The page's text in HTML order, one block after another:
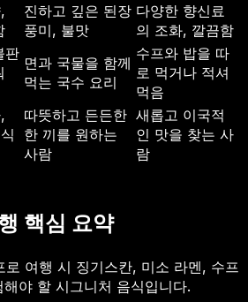
진하고 깊은 된장
풍미, 불맛
다양한 향신료
의 조화, 깔끔함
판
면과 국물을 함께
먹는 국수 요리
수프와 밥을 따
로 먹거나 적셔
먹음
따뜻하고 든든한
한 끼를 원하는
사람
새롭고 이국적
인 맛을 찾는 사
람
핵심 요약
로 여행 시 징기스칸, 미소 라멘, 수프
야 할 시그니처 음식입니다.